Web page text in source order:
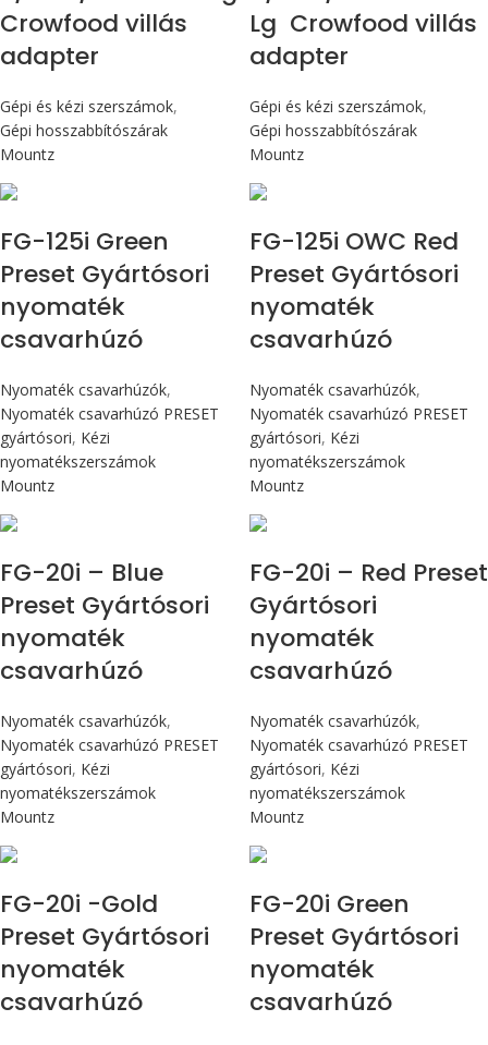
Crowfood villás
adapter
Gépi és kézi szerszámok,
Gépi hosszabbítószárak
Mountz
Lg Crowfood villás
adapter
Gépi és kézi szerszámok,
Gépi hosszabbítószárak
Mountz
FG-125i Green
Preset Gyártósori
nyomaték
csavarhúzó
Nyomaték csavarhúzók,
Nyomaték csavarhúzó PRESET
gyártósori, Kézi
nyomatékszerszámok
Mountz
FG-125i OWC Red
Preset Gyártósori
nyomaték
csavarhúzó
Nyomaték csavarhúzók,
Nyomaték csavarhúzó PRESET
gyártósori, Kézi
nyomatékszerszámok
Mountz
FG-20i – Blue
Preset Gyártósori
nyomaték
csavarhúzó
Nyomaték csavarhúzók,
Nyomaték csavarhúzó PRESET
gyártósori, Kézi
nyomatékszerszámok
Mountz
FG-20i – Red Preset
Gyártósori
nyomaték
csavarhúzó
Nyomaték csavarhúzók,
Nyomaték csavarhúzó PRESET
gyártósori, Kézi
nyomatékszerszámok
Mountz
FG-20i -Gold
Preset Gyártósori
nyomaték
csavarhúzó
FG-20i Green
Preset Gyártósori
nyomaték
csavarhúzó